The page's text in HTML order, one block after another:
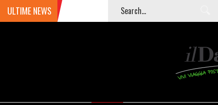
ULTIME NEWS